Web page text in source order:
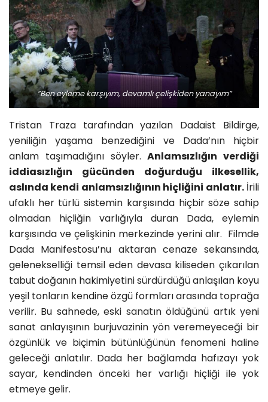
”Ben eyleme karşıyım, devamlı çelişkiden yanayım”
Tristan Traza tarafından yazılan Dadaist Bildirge,
yeniliğin yaşama benzediğini ve Dada’nın hiçbir
anlam taşımadığını söyler.Anlamsızlığın verdiği
iddiasızlığın gücünden doğurduğu ilkesellik,
aslında kendi anlamsızlığının hiçliğini anlatır.İrili
ufaklı her türlü sistemin karşısında hiçbir söze sahip
olmadan hiçliğin varlığıyla duran Dada, eylemin
karşısında ve çelişkinin merkezinde yerini alır. Filmde
Dada Manifestosu’nu aktaran cenaze sekansında,
gelenekselliği temsil eden devasa kiliseden çıkarılan
tabut doğanın hakimiyetini sürdürdüğü anlaşılan koyu
yeşil tonların kendine özgü formları arasında toprağa
verilir. Bu sahnede, eski sanatın öldüğünü artık yeni
sanat anlayışının burjuvazinin yön veremeyeceği bir
özgünlük ve biçimin bütünlüğünün fenomeni haline
geleceği anlatılır. Dada her bağlamda hafızayı yok
sayar, kendinden önceki her varlığı hiçliği ile yok
etmeye gelir.